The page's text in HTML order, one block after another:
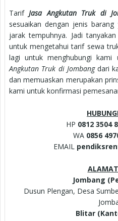
TarifJasa Angkutan Truk di
sesuaikan dengan jenis
jarak tempuhnya. Jadi
untuk mengetahui tarif sewa
lagi untuk menghubungi kami
Angkutan Truk di Jombang dari
dan memuaskan merupakan
kami untuk konfirmasi
HP 0812 3504
WA 0856
EMAIL
Jombang
Dusun Plengan, Desa
Blitar